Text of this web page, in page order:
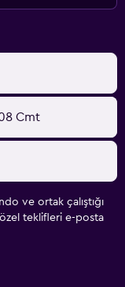
Cmt
ve ortak çalıştığı
teklifleri e-posta